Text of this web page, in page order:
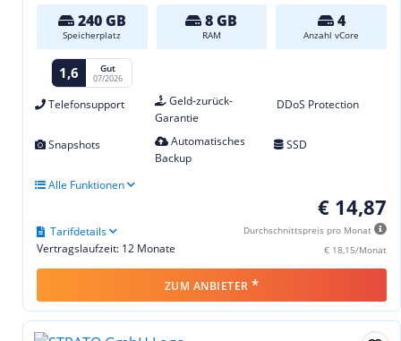
240 GB
Speicherplatz
8 GB
RAM
4
Anzahl vCore
1,6 Gut
07/2026
Telefonsupport
Geld-zurück-
Garantie
DDoS Protection
Snapshots
Automatisches
Backup
SSD
Alle Funktionen
€ 14,87
Durchschnittspreis pro Monat
€ 18,15/Monat
Vertragslaufzeit: 12 Monate
Tarifdetails
ZUM ANBIETER *